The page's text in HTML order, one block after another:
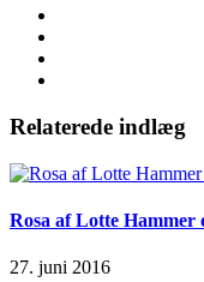
Relaterede indlæg
Rosa af Lotte Hammer
27. juni 2016